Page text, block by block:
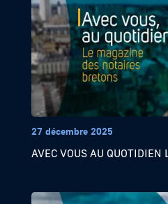
27 décembre 2025
AVEC VOUS AU QUOTIDIEN